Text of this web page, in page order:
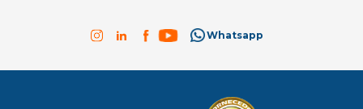
Whatsapp